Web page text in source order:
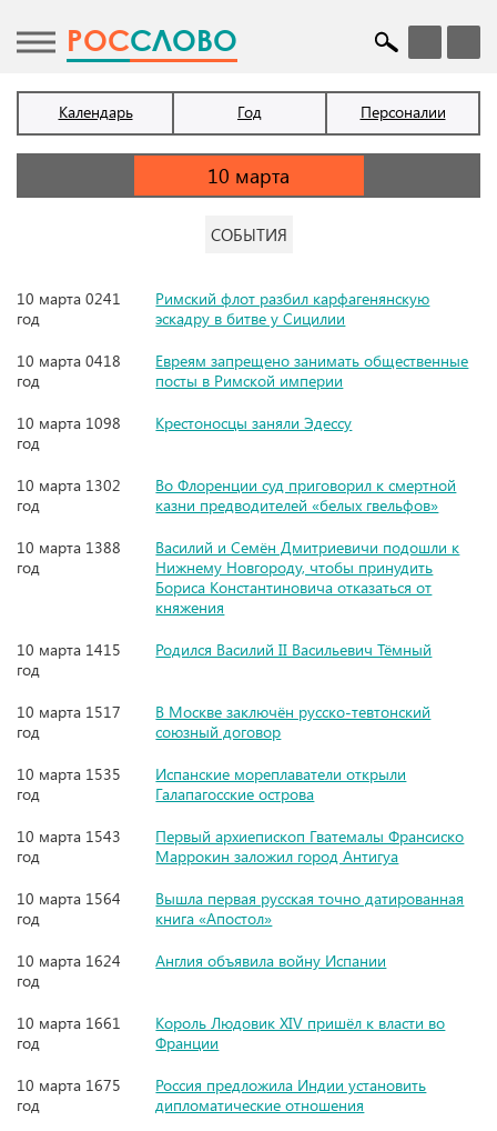
POCСЛОВО
Календарь Год Персоналии
СОБЫТИЯ
10 марта 0241
год
Римский флот разбил карфагенянскую
эскадру в битве у Сицилии
10 марта 0418
год
Евреям запрещено занимать общественные
посты в Римской империи
10 марта 1098
год
Крестоносцы заняли Эдессу
10 марта 1302
год
Во Флоренции суд приговорил к смертной
казни предводителей «белых гвельфов»
10 марта 1388
год
Василий и Семён Дмитриевичи подошли к
Нижнему Новгороду, чтобы принудить
Бориса Константиновича отказаться от
княжения
10 марта 1415
год
Родился Василий II Васильевич Тёмный
10 марта 1517
год
В Москве заключён русско-тевтонский
союзный договор
10 марта 1535
год
Испанские мореплаватели открыли
Галапагосские острова
10 марта 1543
год
Первый архиепископ Гватемалы Франсиско
Маррокин заложил город Антигуа
10 марта 1564
год
Вышла первая русская точно датированная
книга «Апостол»
10 марта 1624
год
Англия объявила войну Испании
10 марта 1661
год
Король Людовик XIV пришёл к власти во
Франции
10 марта 1675
год
Россия предложила Индии установить
дипломатические отношения